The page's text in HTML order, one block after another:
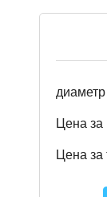
диаметр
Цена за
Цена за